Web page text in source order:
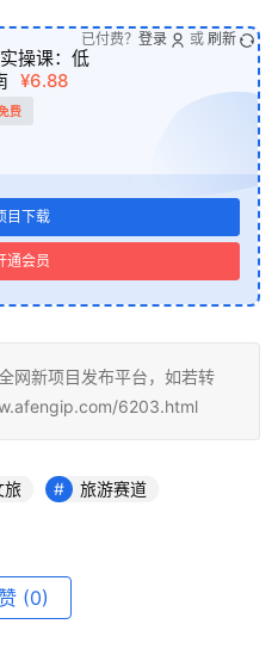
操课：低
¥6.88
费
目下载
通会员
已付费？ 登录 或 刷新
网新项目发布平台，如若转
6203.html
旅
旅游赛道
赞 (0)